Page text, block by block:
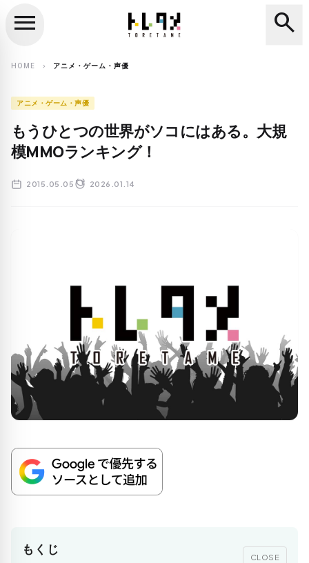
search
menu search
HOME chevron_right アニメ・ゲーム・声優
アニメ・ゲーム・声優
もうひとつの世界がソコにはある。大規
模MMOランキング！
2015.05.05 2026.01.14
もくじ
CLOSE